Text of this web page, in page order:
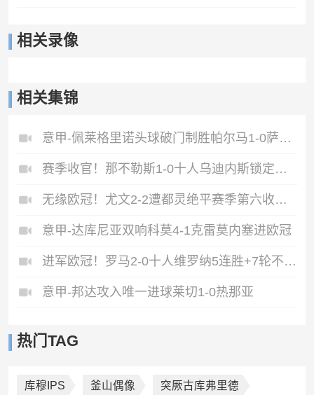
相关录像
相关集锦
意甲-佩莱格里诺头球破门制胜帕尔马1-0萨索洛
赛季收官！那不勒斯1-0十人乌迪内斯锁定第二丁丁助攻霍伊伦制胜
无缘欧冠！尤文2-2遭都灵绝平赛季第六收官将战欧联DV9双响
意甲-达库尼亚双响科莫4-1克雷莫内塞进欧冠
进军欧冠！罗马2-0十人维罗纳5连胜+7轮不败第3收官迪巴拉2助攻
意甲-邦达攻入唯一进球莱切1-0热那亚
热门TAG
库穆IPS 釜山偶像 突厥古库弗里德